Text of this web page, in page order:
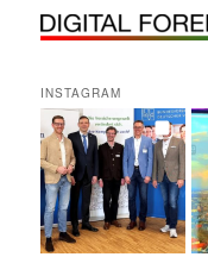
INSTAGRAM